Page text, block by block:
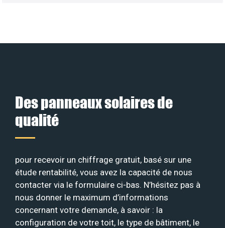
Des panneaux solaires de
qualité
pour recevoir un chiffrage gratuit, basé sur une
étude rentabilité, vous avez la capacité de nous
contacter via le formulaire ci-bas. N’hésitez pas à
nous donner le maximum d’informations
concernant votre demande, à savoir : la
configuration de votre toit, le type de bâtiment, le